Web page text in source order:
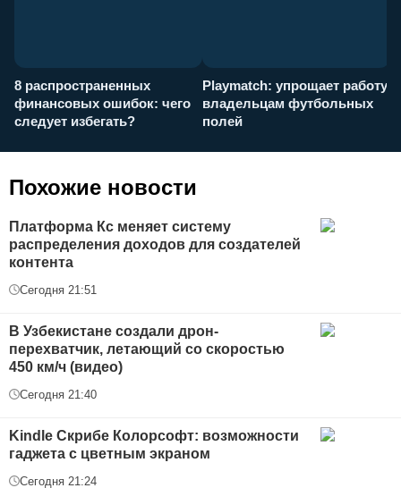
8 распространенных
финансовых ошибок: чего
следует избегать?
Playmatch: упрощает работу
владельцам футбольных
полей
Похожие новости
Платформа Кс меняет систему
распределения доходов для создателей
контента
Сегодня 21:51
В Узбекистане создали дрон-
перехватчик, летающий со скоростью
450 км/ч (видео)
Сегодня 21:40
Kindle Скрибе Колорсофт: возможности
гаджета с цветным экраном
Сегодня 21:24